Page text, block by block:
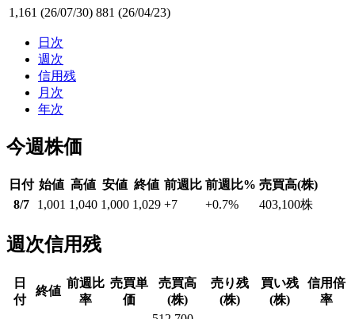
1,161 (26/07/30) 881 (26/04/23)
日次
週次
信用残
月次
年次
今週株価
日付 始値 高値 安値 終値 前週比 前週比% 売買高(株)
8/7
1,001 1,040 1,000 1,029 +7 +0.7% 403,100株
週次信用残
日
付
終値
前週比
率
売買単
価
売買高
(株)
売り残
(株)
買い残
(株)
信用倍
率